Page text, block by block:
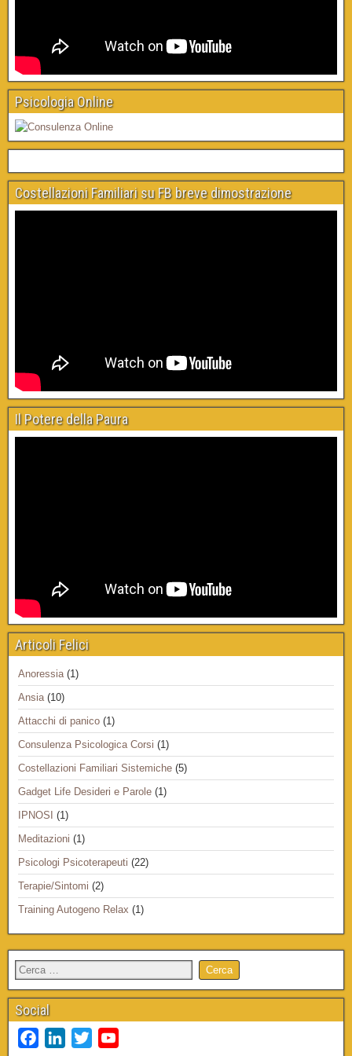
Psicologia Online
Costellazioni Familiari su FB breve dimostrazione
Il Potere della Paura
Articoli Felici
Anoressia(1)
Ansia(10)
Attacchi di panico (1)
Consulenza Psicologica Corsi (1)
Costellazioni Familiari Sistemiche (5)
Gadget Life Desideri e Parole (1)
IPNOSI (1)
Meditazioni (1)
Psicologi Psicoterapeuti (22)
Terapie/Sintomi (2)
Training Autogeno Relax (1)
Social